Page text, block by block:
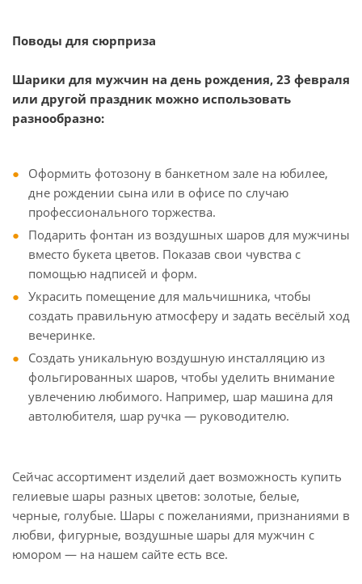
Поводы для сюрприза
Шарики для мужчин на день рождения, 23 февраля
или другой праздник можно использовать
разнообразно:
Оформить фотозону в банкетном зале на юбилее,
дне рождении сына или в офисе по случаю
профессионального торжества.
Подарить фонтан из воздушных шаров для мужчины
вместо букета цветов. Показав свои чувства с
помощью надписей и форм.
Украсить помещение для мальчишника, чтобы
создать правильную атмосферу и задать весёлый ход
вечеринке.
Создать уникальную воздушную инсталляцию из
фольгированных шаров, чтобы уделить внимание
увлечению любимого. Например, шар машина для
автолюбителя, шар ручка — руководителю.
Сейчас ассортимент изделий дает возможность купить
гелиевые шары разных цветов: золотые, белые,
черные, голубые. Шары с пожеланиями, признаниями в
любви, фигурные, воздушные шары для мужчин с
юмором — на нашем сайте есть все.